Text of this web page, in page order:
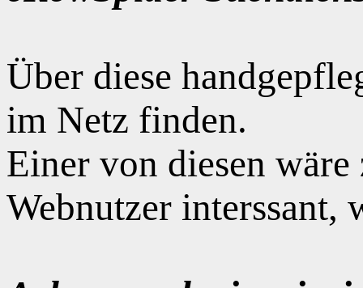
Über diese
im Netz finden.
Einer von diesen
Webnutzer interssant,